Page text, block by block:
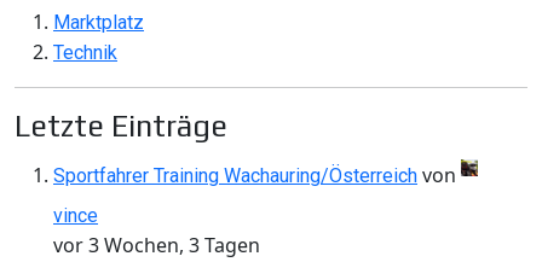
Marktplatz
Technik
Letzte Einträge
Sportfahrer Training Wachauring/Österreich von
vince
vor 3 Wochen, 3 Tagen